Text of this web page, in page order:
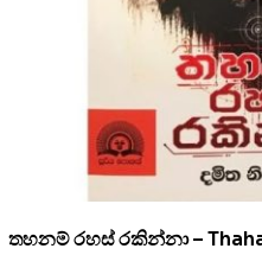
තහනම් රහස් රකින්නා –